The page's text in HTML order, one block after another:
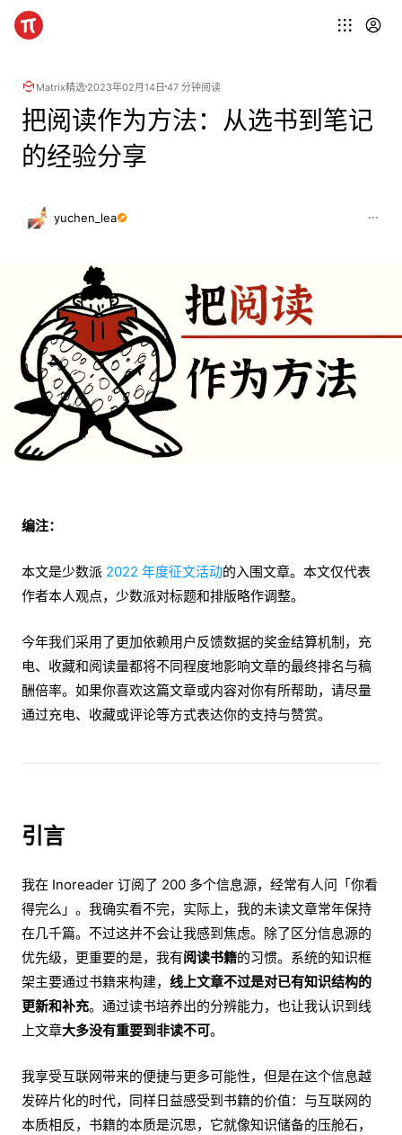
Matrix精选 2023年02月14日 47 分钟阅读
把阅读作为方法：从选书到笔记
的经验分享
yuchen_lea
编注：
本文是少数派 2022 年度征文活动的入围文章。本文仅代表
作者本人观点，少数派对标题和排版略作调整。
今年我们采用了更加依赖用户反馈数据的奖金结算机制，充
电、收藏和阅读量都将不同程度地影响文章的最终排名与稿
酬倍率。如果你喜欢这篇文章或内容对你有所帮助，请尽量
通过充电、收藏或评论等方式表达你的支持与赞赏。
引言
我在 Inoreader 订阅了 200 多个信息源，经常有人问「你看
得完么」。我确实看不完，实际上，我的未读文章常年保持
在几千篇。不过这并不会让我感到焦虑。除了区分信息源的
优先级，更重要的是，我有阅读书籍的习惯。系统的知识框
架主要通过书籍来构建， 线上文章不过是对已有知识结构的
更新和补充。通过读书培养出的分辨能力，也让我认识到线
上文章大多没有重要到非读不可。
我享受互联网带来的便捷与更多可能性，但是在这个信息越
发碎片化的时代，同样日益感受到书籍的价值：与互联网的
本质相反，书籍的本质是沉思，它就像知识储备的压舱石，